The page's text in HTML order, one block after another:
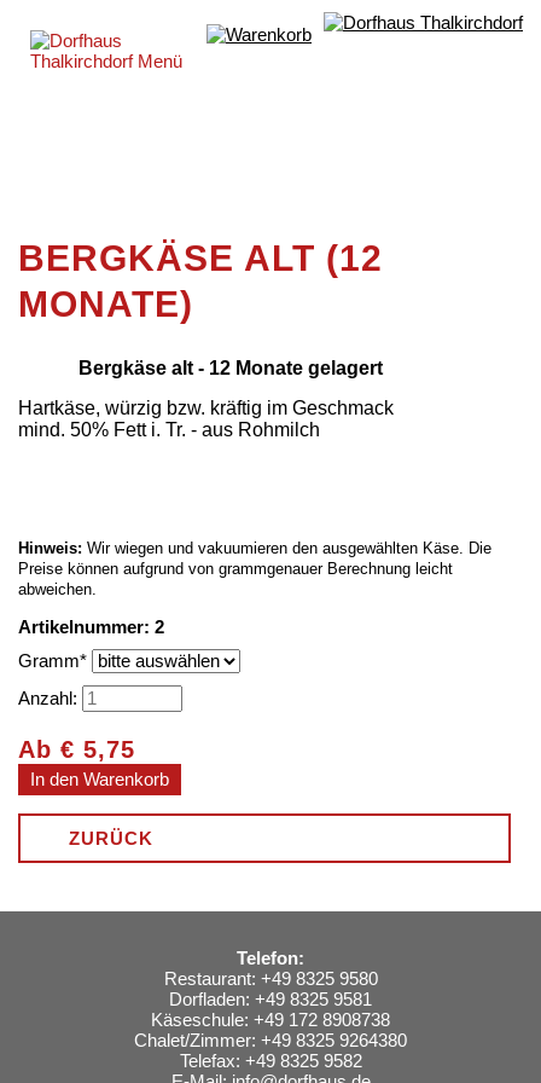
BERGKÄSE ALT (12
MONATE)
Bergkäse alt - 12 Monate gelagert
Hartkäse, würzig bzw. kräftig im Geschmack
mind. 50% Fett i. Tr. - aus Rohmilch
Hinweis: Wir wiegen und vakuumieren den ausgewählten Käse. Die
Preise können aufgrund von grammgenauer Berechnung leicht
abweichen.
Artikelnummer: 2
Pflichtfeld
Gramm*
Anzahl:
Ab € 5,75
ZURÜCK
Telefon:
Restaurant: +49 8325 9580
Dorfladen: +49 8325 9581
Käseschule: +49 172 8908738
Chalet/Zimmer: +49 8325 9264380
Telefax: +49 8325 9582